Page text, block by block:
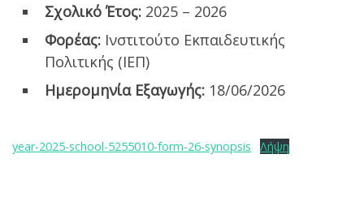
Σχολικό Έτος: 2025 – 2026
Φορέας: Ινστιτούτο Εκπαιδευτικής
Πολιτικής (ΙΕΠ)
Ημερομηνία Εξαγωγής: 18/06/2026
year-2025-school-5255010-form-26-synopsis Λήψη